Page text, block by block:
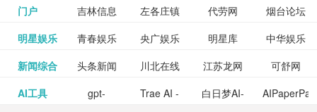
电影会推
荐好电影
给你。
社会保障 社会保障
检验检疫
业务网
委网 管局 办
湖北省粮
食局
更多>>
门户 吉林信息
网
左各庄镇
论坛
代劳网
烟台论坛
腾讯充值
中心
更多>>
明星娱乐 青春娱乐
网
央广娱乐
网,
明星库 中华娱乐
网
网易娱乐 更多>>
新闻综合 头条新闻 川北在线 江苏龙网
可舒网
巾帼网
更多>>
AI工具 gpt- Trae AI - 白日梦AI-